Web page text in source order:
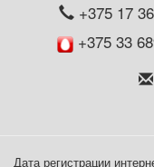
+375 17
+375 33
Дата регистрации